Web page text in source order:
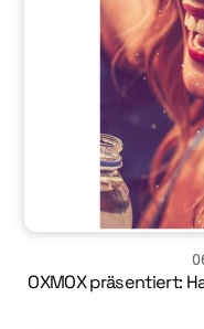
OXMOX präsentiert: